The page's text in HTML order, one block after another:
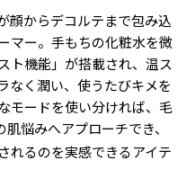
顔からデコルテまで包み込
マー。手もちの化粧水を微
ト機能」が搭載され、温ス
なく潤い、使うたびキメを
モードを使い分ければ、毛
悩みへアプローチでき、
れるのを実感できるアイテ